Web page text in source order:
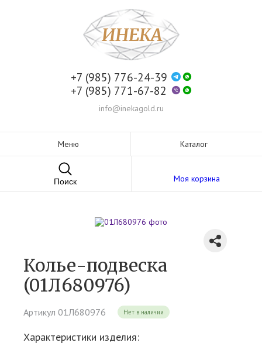
+7 (985) 776-24-39
+7 (985) 771-67-82
info@inekagold.ru
Меню Каталог
Поиск Моя корзина
Колье-подвеска
(01Л680976)
Артикул 01Л680976 Нет в наличии
Характеристики изделия: